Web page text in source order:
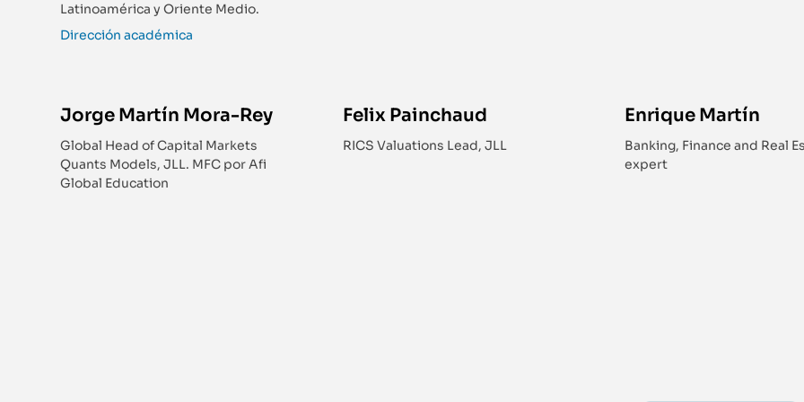
Latinoamérica y Oriente Medio.
Dirección académica
Jorge Martín Mora-Rey
Global Head of Capital Markets
Quants Models, JLL. MFC por Afi
Global Education
Felix Painchaud
RICS Valuations Lead, JLL
Enrique Martín
Banking, Finance and Real
expert